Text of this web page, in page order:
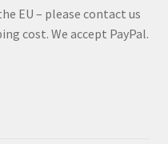
EU – please contact us
cost. We accept PayPal.